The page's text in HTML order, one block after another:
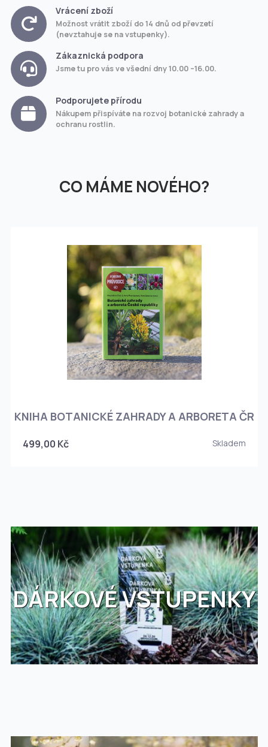
Vrácení zboží
Možnost vrátit zboží do 14 dnů od převzetí
(nevztahuje se na vstupenky).
Zákaznická podpora
Jsme tu pro vás ve všední dny 10.00 –16.00.
Podporujete přírodu
Nákupem přispíváte na rozvoj botanické zahrady a
ochranu rostlin.
CO MÁME NOVÉHO?
KNIHA BOTANICKÉ ZAHRADY A ARBORETA ČR
499,00 Kč Skladem
DÁRKOVÉ VSTUPENKY